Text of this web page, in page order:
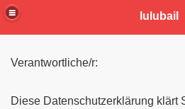
lulubail
Verantwortliche/r:
Diese Datenschutzerklärung klärt